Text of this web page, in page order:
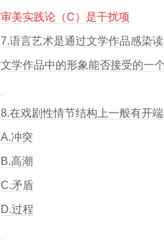
审美实践论（C）是干扰项
7.语言艺术是通过文学作品感染
文学作品中的形象能否接受的一
8.在戏剧性情节结构上一般有开
A.冲突
B.高潮
C.矛盾
D.过程